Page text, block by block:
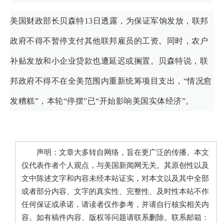
美国财政部长贝森特13日透露，为保证军饷发放，联邦
政府不得不暂停支付其他联邦雇员的工资。同时，农户
补贴发放和小企业贷款也遭延迟或搁置。贝森特说，联
邦政府不得不在全美范围内重新统筹项目支出，“情况愈
发糟糕”，本轮“停摆”已“开始影响美国实体经济”。
声明：文章大多转自网络，旨在更广泛的传播。本文
仅代表作者个人观点，与美国新闻网无关。其原创性以及
文中陈述文字和内容未经本站证实，对本文以及其中全部
或者部分内容、文字的真实性、完整性、及时性本站不作
任何保证或承诺，请读者仅作参考，并请自行核实相关内
容。如有稿件内容、版权等问题请联系删除。联系邮箱：